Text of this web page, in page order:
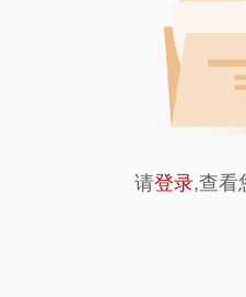
请登录,查看